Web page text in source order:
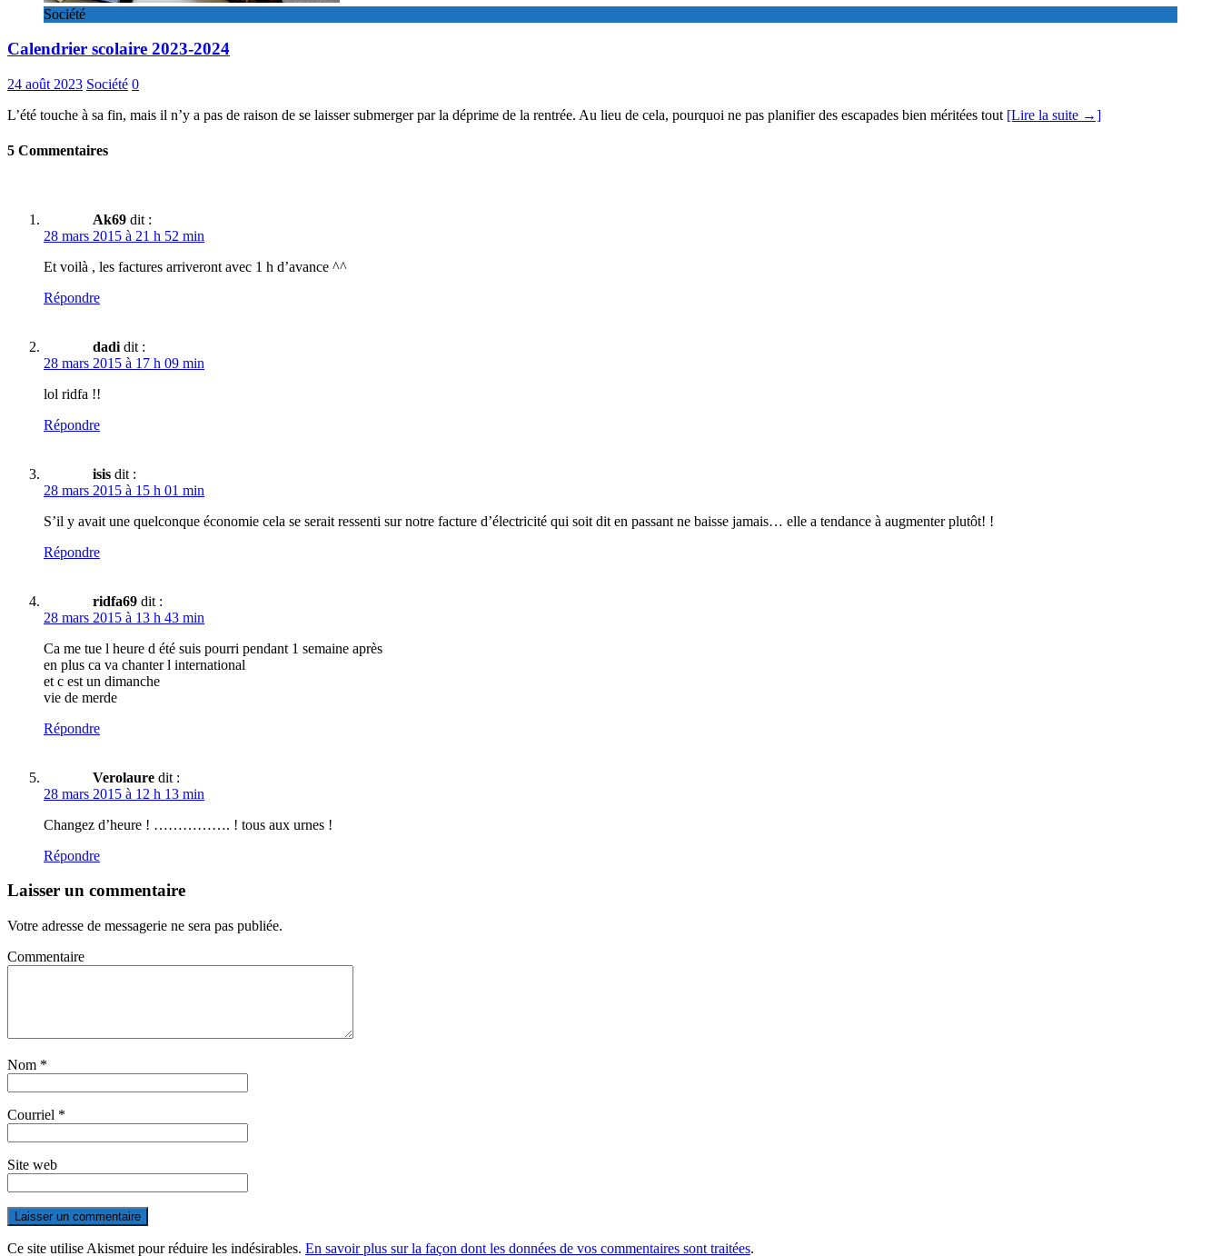
Société
Calendrier scolaire 2023-2024
24 août 2023 Société 0
L’été touche à sa fin, mais il n’y a pas de raison de se laisser submerger par la déprime de la rentrée. Au lieu de cela, pourquoi ne pas planifier des escapades bien méritées tout [Lire la suite →]
5 Commentaires
Ak69 dit :
28 mars 2015 à 21 h 52 min
Et voilà , les factures arriveront avec 1 h d’avance ^^
Répondre
dadi dit :
28 mars 2015 à 17 h 09 min
lol ridfa !!
Répondre
isis dit :
28 mars 2015 à 15 h 01 min
S’il y avait une quelconque économie cela se serait ressenti sur notre facture d’électricité qui soit dit en passant ne baisse jamais… elle a tendance à augmenter plutôt! !
Répondre
ridfa69 dit :
28 mars 2015 à 13 h 43 min
Ca me tue l heure d été suis pourri pendant 1 semaine après
en plus ca va chanter l international
et c est un dimanche
vie de merde
Répondre
Verolaure dit :
28 mars 2015 à 12 h 13 min
Changez d’heure ! ……………. ! tous aux urnes !
Répondre
Laisser un commentaire
Votre adresse de messagerie ne sera pas publiée.
Commentaire
Nom *
Courriel *
Site web
Ce site utilise Akismet pour réduire les indésirables. En savoir plus sur la façon dont les données de vos commentaires sont traitées.